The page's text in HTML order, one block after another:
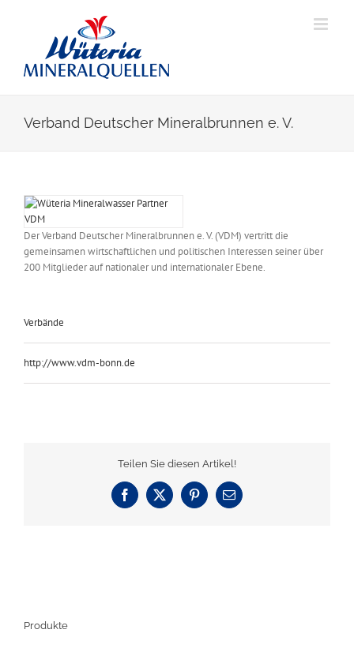
Verband Deutscher Mineralbrunnen e. V.
View
Larger
Image
Der Verband Deutscher Mineralbrunnen e. V. (VDM) vertritt die
gemeinsamen wirtschaftlichen und politischen Interessen seiner über
200 Mitglieder auf nationaler und internationaler Ebene.
Verbände
http://www.vdm-bonn.de
Teilen Sie diesen Artikel!
Facebook
X PinterestE-
Mail
Produkte